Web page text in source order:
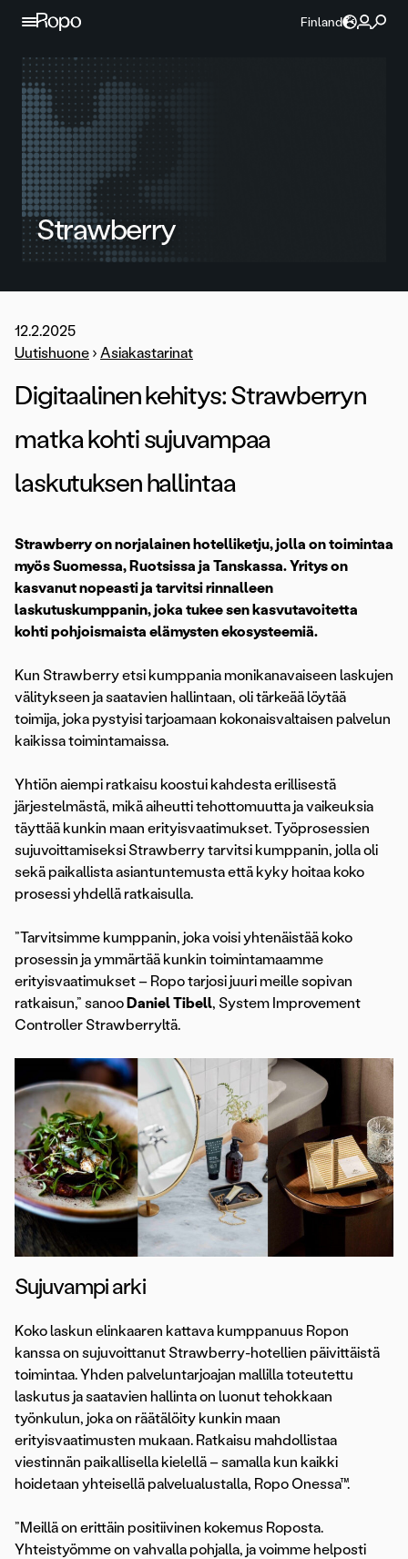
Jatka sisältöön
Finland
Strawberry
12.2.2025
Uutishuone › Asiakastarinat
Digitaalinen kehitys: Strawberryn
matka kohti sujuvampaa
laskutuksen hallintaa
Strawberry on norjalainen hotelliketju, jolla on toimintaa
myös Suomessa, Ruotsissa ja Tanskassa. Yritys on
kasvanut nopeasti ja tarvitsi rinnalleen
laskutuskumppanin, joka tukee sen kasvutavoitetta
kohti pohjoismaista elämysten ekosysteemiä.
Kun Strawberry etsi kumppania monikanavaiseen laskujen
välitykseen ja saatavien hallintaan, oli tärkeää löytää
toimija, joka pystyisi tarjoamaan kokonaisvaltaisen palvelun
kaikissa toimintamaissa.
Yhtiön aiempi ratkaisu koostui kahdesta erillisestä
järjestelmästä, mikä aiheutti tehottomuutta ja vaikeuksia
täyttää kunkin maan erityisvaatimukset. Työprosessien
sujuvoittamiseksi Strawberry tarvitsi kumppanin, jolla oli
sekä paikallista asiantuntemusta että kyky hoitaa koko
prosessi yhdellä ratkaisulla.
”Tarvitsimme kumppanin, joka voisi yhtenäistää koko
prosessin ja ymmärtää kunkin toimintamaamme
erityisvaatimukset – Ropo tarjosi juuri meille sopivan
ratkaisun,” sanoo Daniel Tibell, System Improvement
Controller Strawberryltä.
Sujuvampi arki
Koko laskun elinkaaren kattava kumppanuus Ropon
kanssa on sujuvoittanut Strawberry-hotellien päivittäistä
toimintaa. Yhden palveluntarjoajan mallilla toteutettu
laskutus ja saatavien hallinta on luonut tehokkaan
työnkulun, joka on räätälöity kunkin maan
erityisvaatimusten mukaan. Ratkaisu mahdollistaa
viestinnän paikallisella kielellä – samalla kun kaikki
hoidetaan yhteisellä palvelualustalla, Ropo Onessa™.
”Meillä on erittäin positiivinen kokemus Roposta.
Yhteistyömme on vahvalla pohjalla, ja voimme helposti